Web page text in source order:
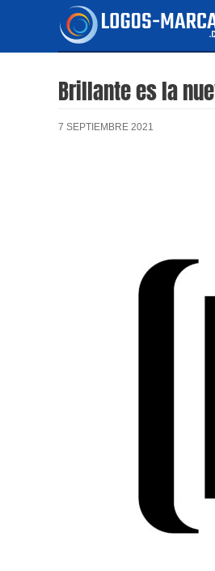
contenido
Brillante es la
7 SEPTIEMBRE 2021